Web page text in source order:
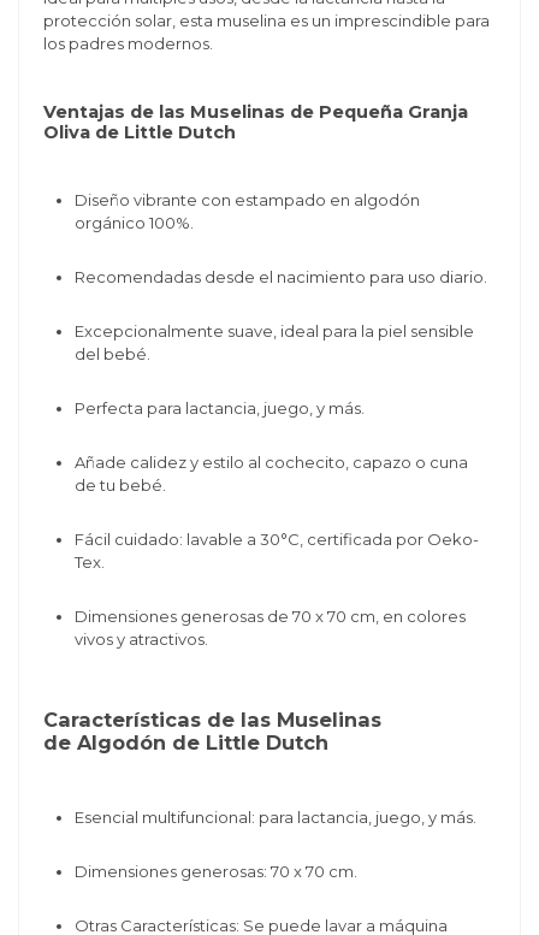
protección solar, esta muselina es un imprescindible para
los padres modernos.
Ventajas de las Muselinas de Pequeña Granja
Oliva de Little Dutch
Diseño vibrante con estampado en algodón
orgánico 100%.
Recomendadas desde el nacimiento para uso diario.
Excepcionalmente suave, ideal para la piel sensible
del bebé.
Perfecta para lactancia, juego, y más.
Añade calidez y estilo al cochecito, capazo o cuna
de tu bebé.
Fácil cuidado: lavable a 30°C, certificada por Oeko-
Tex.
Dimensiones generosas de 70 x 70 cm, en colores
vivos y atractivos.
Características de las Muselinas
de Algodón de Little Dutch
Esencial multifuncional: para lactancia, juego, y más.
Dimensiones generosas: 70 x 70 cm.
Otras Características: Se puede lavar a máquina